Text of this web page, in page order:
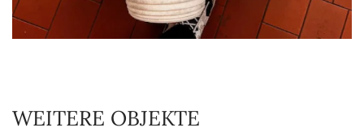
WEITERE OBJEKTE